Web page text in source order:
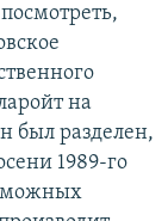
на
был разделен,
1989-го